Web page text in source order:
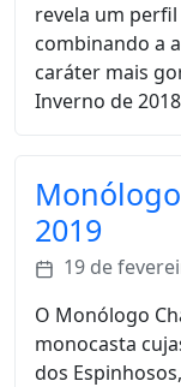
revela um
combinando a
caráter mais
Inverno de
2019
19 de
O Monólogo
monocasta
dos